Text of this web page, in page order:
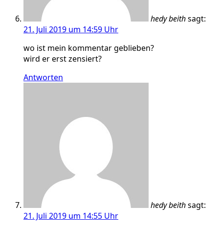
hedy beithsagt:
21. Juli 2019 um 14:59 Uhr
wo ist mein kommentar geblieben?
wird er erst zensiert?
Antworten
hedy beithsagt:
21. Juli 2019 um 14:55 Uhr